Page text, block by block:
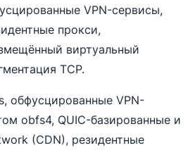
VPN-сервисы,
прокси,
виртуальный
TCP.
обфусцированные VPN-
obfs4, QUIC-базированные и
(CDN), резидентные